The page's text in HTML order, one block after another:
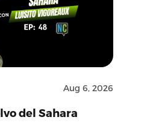
Aug 6, 2026
del Sahara